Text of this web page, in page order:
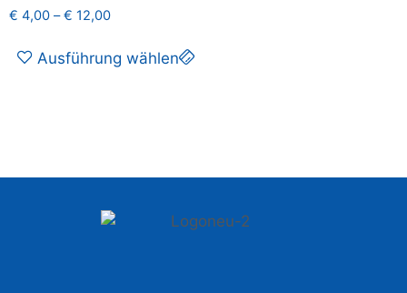
€ 4,00 –€ 12,00
Ausführung wählen